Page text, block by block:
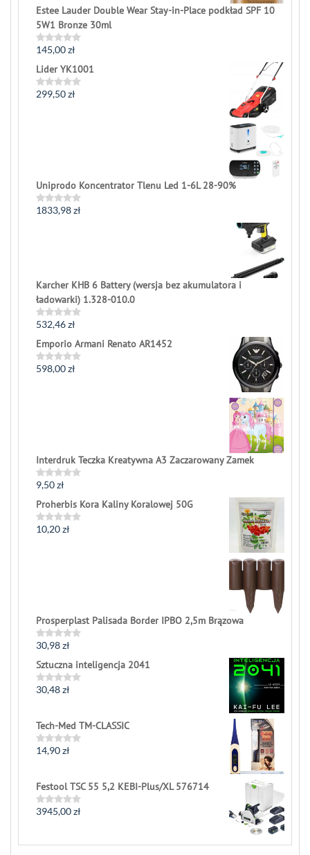
Estee Lauder Double Wear Stay-in-Place podkład SPF 10
5W1 Bronze 30ml
Rated
out
of
5
145,00zł
Lider YK1001
Rated
299,50zł
Uniprodo Koncentrator Tlenu Led 1-6L 28-90%
Rated
1833,98zł
Karcher KHB 6 Battery (wersja bez akumulatora i
ładowarki) 1.328-010.0
Rated
out
of
5
532,46zł
Emporio Armani Renato AR1452
Rated
598,00zł
Interdruk Teczka Kreatywna A3 Zaczarowany Zamek
Rated
out
of
5
9,50zł
Proherbis Kora Kaliny Koralowej 50G
Rated
10,20zł
Prosperplast Palisada Border IPBO 2,5m Brązowa
Rated
out
of
5
30,98zł
Sztuczna inteligencja 2041
Rated
of
5
30,48zł
Tech-Med TM-CLASSIC
Rated
of
5
14,90zł
Festool TSC 55 5,2 KEBI-Plus/XL 576714
Rated
3945,00zł